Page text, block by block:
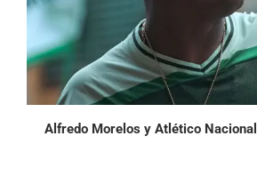
Alfredo Morelos y Atlético